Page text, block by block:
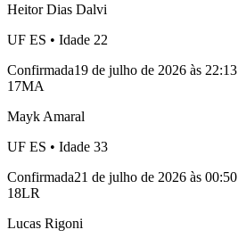
Heitor Dias Dalvi
UF ES • Idade 22
Confirmada19 de julho de 2026 às 22:13
17MA
Mayk Amaral
UF ES • Idade 33
Confirmada21 de julho de 2026 às 00:50
18LR
Lucas Rigoni